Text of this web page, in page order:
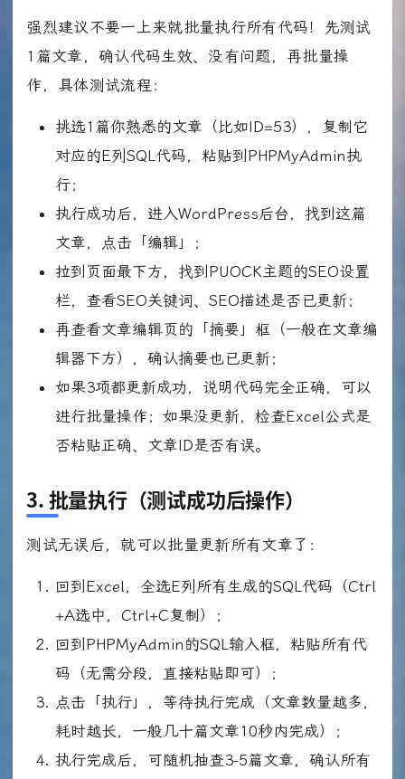
强烈建议不要一上来就批量执行所有代码！先测试
1篇文章，确认代码生效、没有问题，再批量操
作，具体测试流程：
挑选1篇你熟悉的文章（比如ID=53），复制它
对应的E列SQL代码，粘贴到PHPMyAdmin执
行；
执行成功后，进入WordPress后台，找到这篇
文章，点击「编辑」；
拉到页面最下方，找到PUOCK主题的SEO设置
栏，查看SEO关键词、SEO描述是否已更新；
再查看文章编辑页的「摘要」框（一般在文章编
辑器下方），确认摘要也已更新；
如果3项都更新成功，说明代码完全正确，可以
进行批量操作；如果没更新，检查Excel公式是
否粘贴正确、文章ID是否有误。
3. 批量执行（测试成功后操作）
测试无误后，就可以批量更新所有文章了：
回到Excel，全选E列所有生成的SQL代码（Ctrl
+A选中，Ctrl+C复制）；
回到PHPMyAdmin的SQL输入框，粘贴所有代
码（无需分段，直接粘贴即可）；
点击「执行」，等待执行完成（文章数量越多，
耗时越长，一般几十篇文章10秒内完成）；
执行完成后，可随机抽查3-5篇文章，确认所有